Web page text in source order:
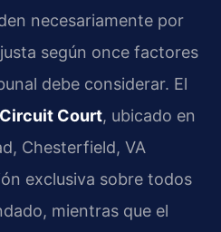
necesariamente por
según once factores
debe considerar. El
Court, ubicado en
Chesterfield, VA
exclusiva sobre todos
mientras que el